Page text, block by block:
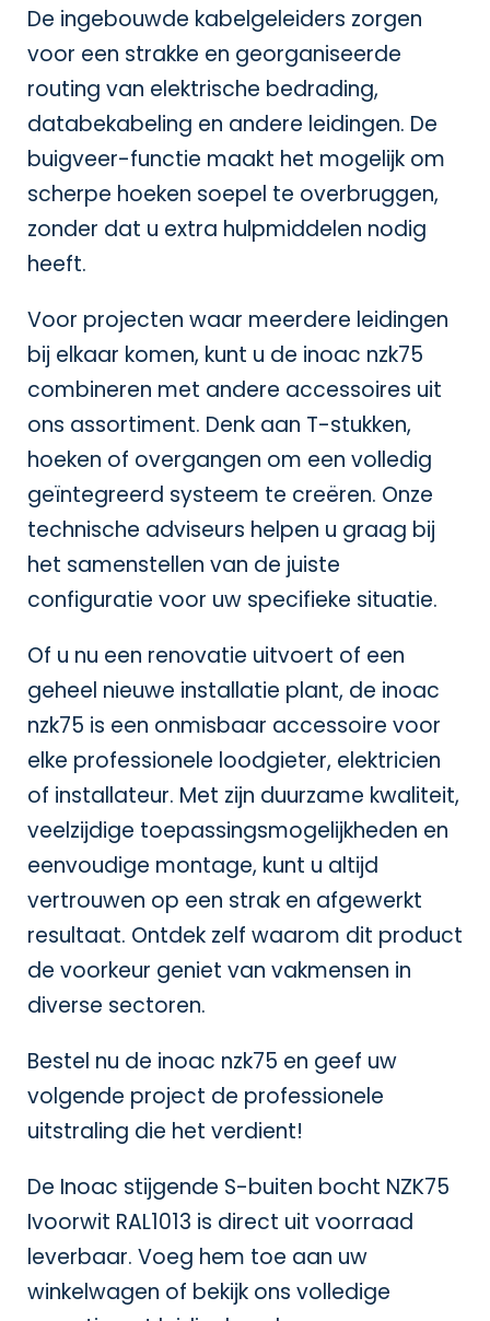
De ingebouwde kabelgeleiders zorgen
voor een strakke en georganiseerde
routing van elektrische bedrading,
databekabeling en andere leidingen. De
buigveer-functie maakt het mogelijk om
scherpe hoeken soepel te overbruggen,
zonder dat u extra hulpmiddelen nodig
heeft.
Voor projecten waar meerdere leidingen
bij elkaar komen, kunt u de inoac nzk75
combineren met andere accessoires uit
ons assortiment. Denk aan T-stukken,
hoeken of overgangen om een volledig
geïntegreerd systeem te creëren. Onze
technische adviseurs helpen u graag bij
het samenstellen van de juiste
configuratie voor uw specifieke situatie.
Of u nu een renovatie uitvoert of een
geheel nieuwe installatie plant, de inoac
nzk75 is een onmisbaar accessoire voor
elke professionele loodgieter, elektricien
of installateur. Met zijn duurzame kwaliteit,
veelzijdige toepassingsmogelijkheden en
eenvoudige montage, kunt u altijd
vertrouwen op een strak en afgewerkt
resultaat. Ontdek zelf waarom dit product
de voorkeur geniet van vakmensen in
diverse sectoren.
Bestel nu de inoac nzk75 en geef uw
volgende project de professionele
uitstraling die het verdient!
De Inoac stijgende S-buiten bocht NZK75
Ivoorwit RAL1013 is direct uit voorraad
leverbaar. Voeg hem toe aan uw
winkelwagen of bekijk ons volledige